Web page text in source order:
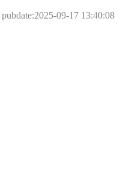
pubdate:2025-09-17 13:40:08